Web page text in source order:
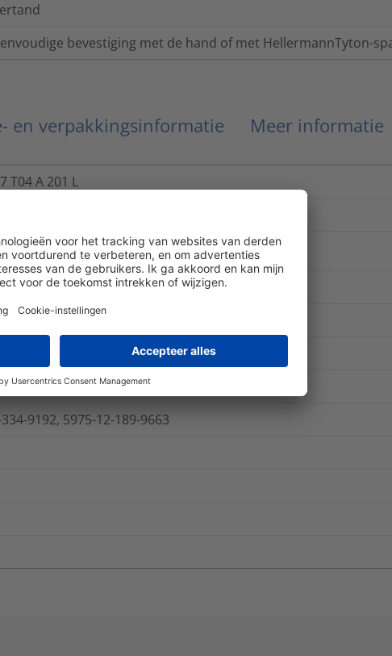
bevestiging met de hand of met HellermannTyton-
en verpakkingsinformatie Meer informatie
T04 A 201 L
CSA -C22.2 no. 62275, VG 95387 Part 4
+105 °C
9192, 5975-12-189-9663